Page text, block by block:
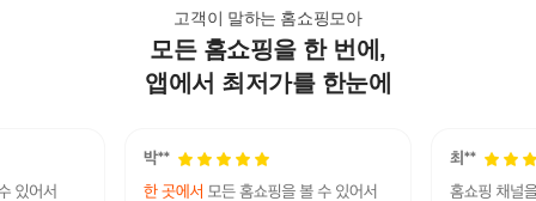
고객이 말하는 홈쇼핑모아
모든 홈쇼핑을 한 번에,
앱에서 최저가를 한눈에
키친아트 피앙세 스텐 반찬통 사각 1호
6,600 원